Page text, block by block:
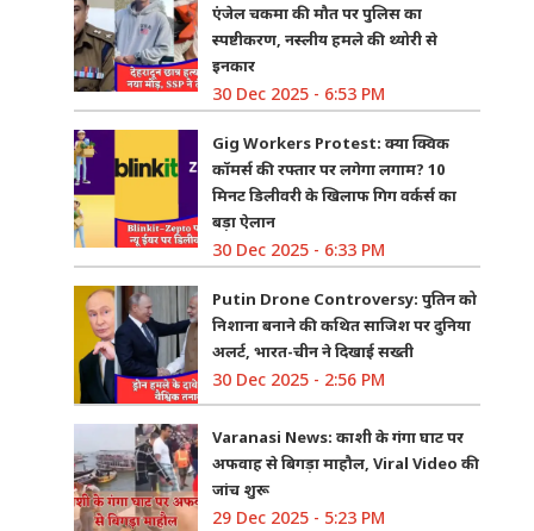
एंजेल चकमा की मौत पर पुलिस का
स्पष्टीकरण, नस्लीय हमले की थ्योरी से
इनकार
30 Dec 2025 - 6:53 PM
Gig Workers Protest: क्या क्विक
कॉमर्स की रफ्तार पर लगेगा लगाम? 10
मिनट डिलीवरी के खिलाफ गिग वर्कर्स का
बड़ा ऐलान
30 Dec 2025 - 6:33 PM
Putin Drone Controversy: पुतिन को
निशाना बनाने की कथित साजिश पर दुनिया
अलर्ट, भारत-चीन ने दिखाई सख्ती
30 Dec 2025 - 2:56 PM
Varanasi News: काशी के गंगा घाट पर
अफवाह से बिगड़ा माहौल, Viral Video की
जांच शुरू
29 Dec 2025 - 5:23 PM